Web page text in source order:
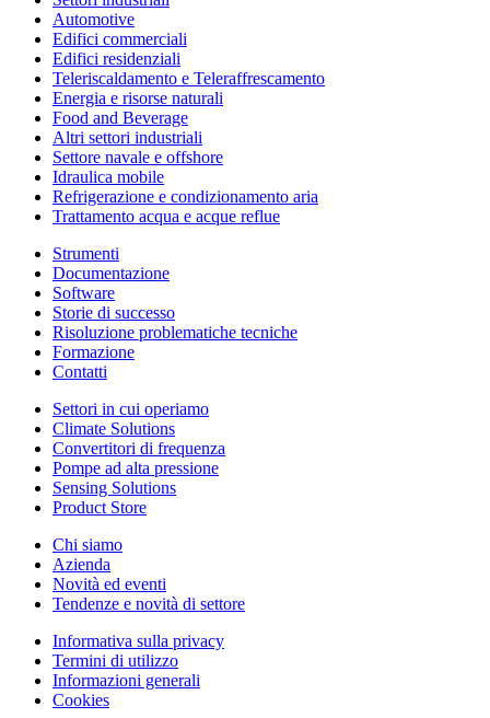
Automotive
Edifici commerciali
Edifici residenziali
Teleriscaldamento e Teleraffrescamento
Energia e risorse naturali
Food and Beverage
Altri settori industriali
Settore navale e offshore
Idraulica mobile
Refrigerazione e condizionamento aria
Trattamento acqua e acque reflue
Strumenti
Documentazione
Software
Storie di successo
Risoluzione problematiche tecniche
Formazione
Contatti
Settori in cui operiamo
Climate Solutions
Convertitori di frequenza
Pompe ad alta pressione
Sensing Solutions
Product Store
Chi siamo
Azienda
Novità ed eventi
Tendenze e novità di settore
Informativa sulla privacy
Termini di utilizzo
Informazioni generali
Cookies